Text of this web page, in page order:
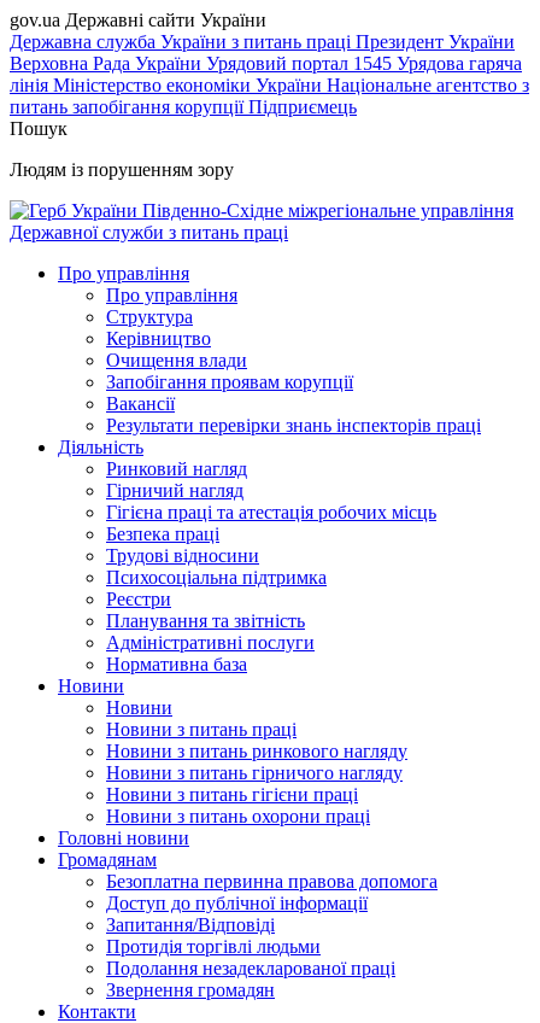
gov.ua Державні сайти України
Державна служба України з питань праці Президент України
Верховна Рада України Урядовий портал 1545 Урядова гаряча
лінія Міністерство економіки України Національне агентство з
питань запобігання корупціїПідприємець
Пошук
Людям із порушенням зору
Південно-Східне міжрегіональне управління
Державної служби з питань праці
Про управління
Про управління
Структура
Керівництво
Очищення влади
Запобігання проявам корупції
Вакансії
Результати перевірки знань інспекторів праці
Діяльність
Ринковий нагляд
Гірничий нагляд
Гігієна праці та атестація робочих місць
Безпека праці
Трудові відносини
Психосоціальна підтримка
Реєстри
Планування та звітність
Адміністративні послуги
Нормативна база
Новини
Новини
Новини з питань праці
Новини з питань ринкового нагляду
Новини з питань гірничого нагляду
Новини з питань гігієни праці
Новини з питань охорони праці
Головні новини
Громадянам
Безоплатна первинна правова допомога
Доступ до публічної інформації
Запитання/Відповіді
Протидія торгівлі людьми
Подолання незадекларованої праці
Звернення громадян
Контакти